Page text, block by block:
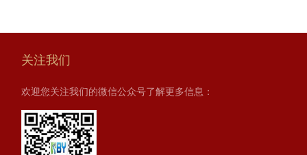
关注我们
欢迎您关注我们的微信公众号了解更多信息：